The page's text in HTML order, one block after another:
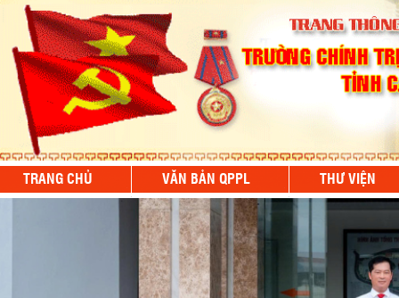
TRANG CHỦ VĂN BẢN QPPL THƯ VIỆN